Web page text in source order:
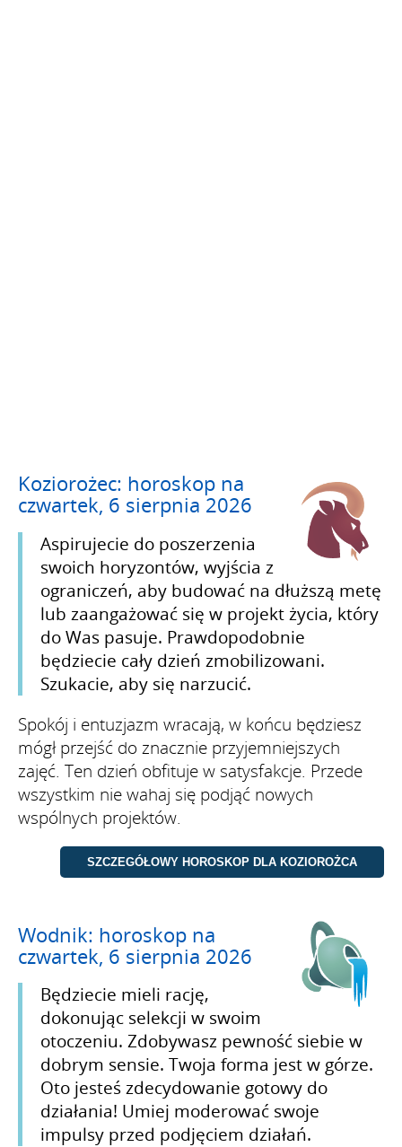
Koziorożec: horoskop na
czwartek, 6 sierpnia 2026
Aspirujecie do poszerzenia
swoich horyzontów, wyjścia z
ograniczeń, aby budować na dłuższą metę
lub zaangażować się w projekt życia, który
do Was pasuje. Prawdopodobnie
będziecie cały dzień zmobilizowani.
Szukacie, aby się narzucić.
Spokój i entuzjazm wracają, w końcu będziesz
mógł przejść do znacznie przyjemniejszych
zajęć. Ten dzień obfituje w satysfakcje. Przede
wszystkim nie wahaj się podjąć nowych
wspólnych projektów.
Wodnik: horoskop na
czwartek, 6 sierpnia 2026
Będziecie mieli rację,
dokonując selekcji w swoim
otoczeniu. Zdobywasz pewność siebie w
dobrym sensie. Twoja forma jest w górze.
Oto jesteś zdecydowanie gotowy do
działania! Umiej moderować swoje
impulsy przed podjęciem działań.